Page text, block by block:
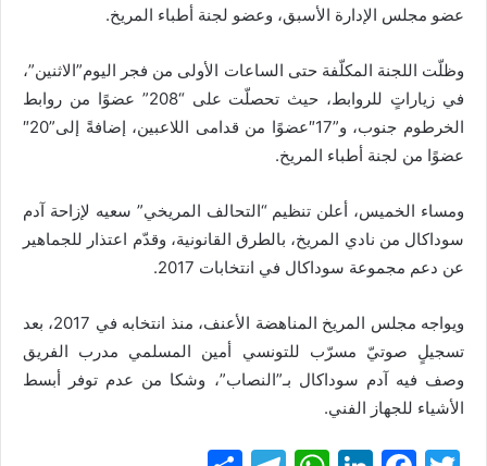
عضو مجلس الإدارة الأسبق، وعضو لجنة أطباء المريخ.
وظلّت اللجنة المكلّفة حتى الساعات الأولى من فجر اليوم”الاثنين”،
في زياراتٍ للروابط، حيث تحصلّت على “208” عضوًا من روابط
الخرطوم جنوب، و”17″عضوًا من قدامى اللاعبين، إضافةً إلى”20″
عضوًا من لجنة أطباء المريخ.
ومساء الخميس، أعلن تنظيم “التحالف المريخي” سعيه لإزاحة آدم
سوداكال من نادي المريخ، بالطرق القانونية، وقدّم اعتذار للجماهير
عن دعم مجموعة سوداكال في انتخابات 2017.
ويواجه مجلس المريخ المناهضة الأعنف، منذ انتخابه في 2017، بعد
تسجيلٍ صوتيّ مسرّب للتونسي أمين المسلمي مدرب الفريق
وصف فيه آدم سوداكال بـ”النصاب”، وشكا من عدم توفر أبسط
الأشياء للجهاز الفني.